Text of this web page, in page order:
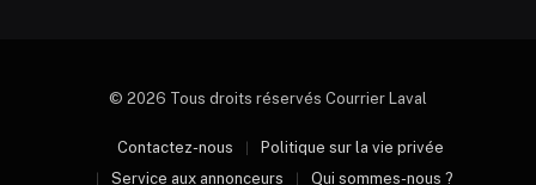
© 2026 Tous droits réservés Courrier Laval
Contactez-nous
Politique sur la vie privée
Service aux annonceurs
Qui sommes-nous ?